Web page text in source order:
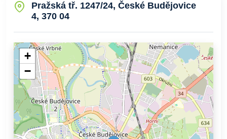
Pražská tř. 1247/24, České Budějovice
4, 370 04
+
−